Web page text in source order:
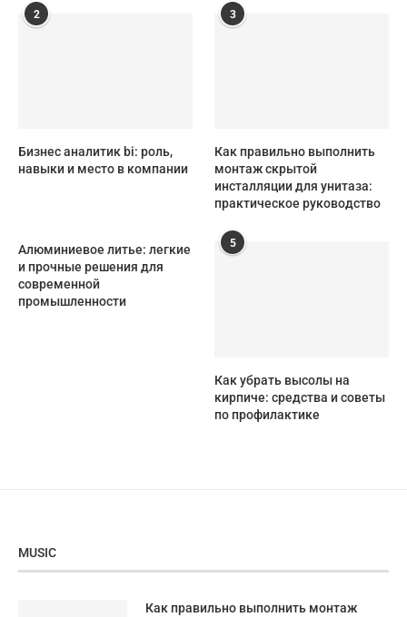
2
Бизнес аналитик bi: роль,
навыки и место в компании
3
Как правильно выполнить
монтаж скрытой
инсталляции для унитаза:
практическое руководство
Алюминиевое литье: легкие
и прочные решения для
современной
промышленности
5
Как убрать высолы на
кирпиче: средства и советы
по профилактике
MUSIC
Как правильно выполнить монтаж